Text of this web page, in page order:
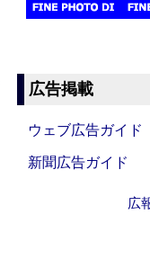
広告掲載
ウェブ広告ガイド
新聞広告ガイド
広